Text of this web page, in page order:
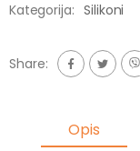
Kategorija: Silikoni
Share:
Opis